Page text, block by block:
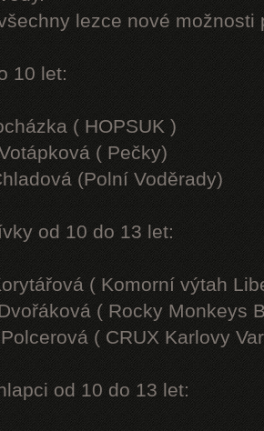
lezce nové možnosti
10 let:
( HOPSUK )
( Pečky)
(Polní Voděrady)
od 10 do 13 let:
( Komorní výtah
( Rocky Monkeys
( CRUX Karlovy
od 10 do 13 let: